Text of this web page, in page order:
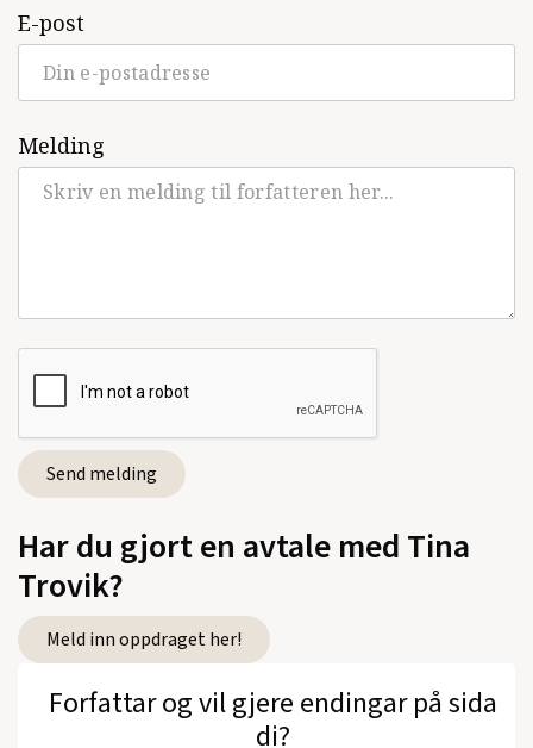
E-post
Melding
Har du gjort en avtale med Tina
Trovik?
Meld inn oppdraget her!
Forfattar og vil gjere endingar på sida
di?